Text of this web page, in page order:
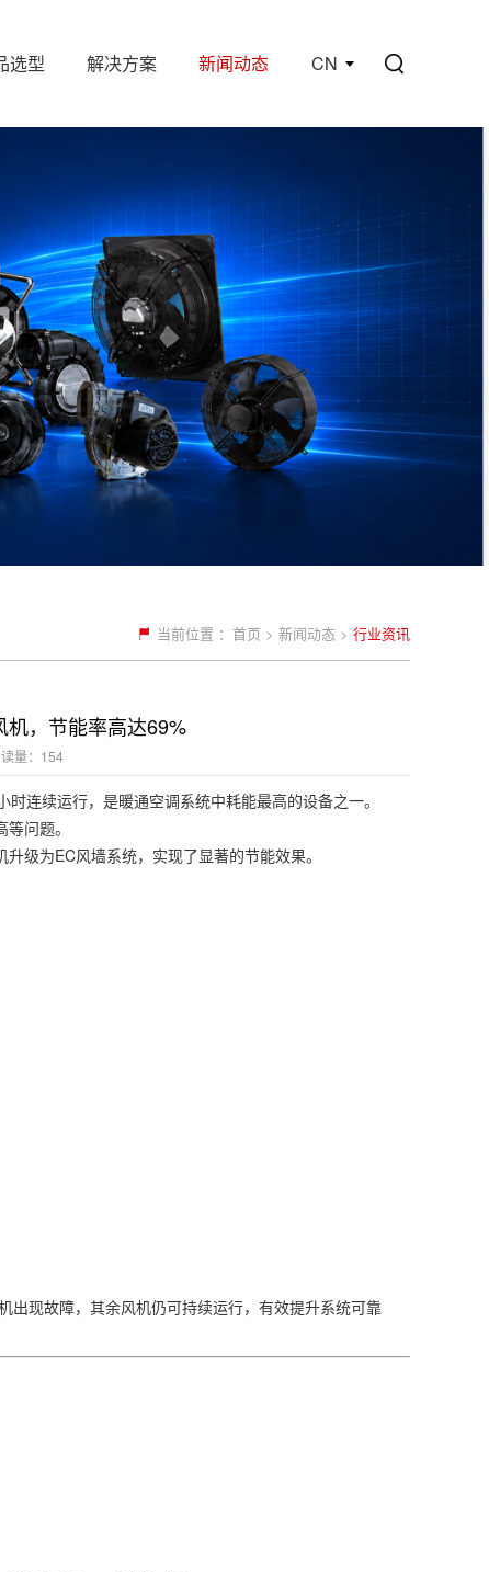
CN
选型 解决方案 新闻动态
当前位置 ： 首页 > 新闻动态 > 行业资讯
，节能率高达69%
量：154
连续运行，是暖通空调系统中耗能最高的设备之一。
问题。
级为EC风墙系统，实现了显著的节能效果。
出现故障，其余风机仍可持续运行，有效提升系统可靠